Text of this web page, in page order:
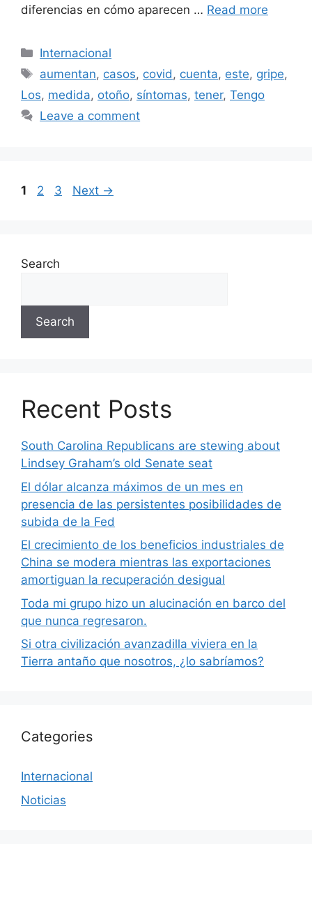
diferencias en cómo aparecen … Read more
Categories
Internacional
Tags
aumentan, casos, covid, cuenta, este, gripe,
Los, medida, otoño, síntomas, tener, Tengo
Leave a comment
Page
1 Page
2 Page
3 Next →
Search
Search
Recent Posts
South Carolina Republicans are stewing about
Lindsey Graham’s old Senate seat
El dólar alcanza máximos de un mes en
presencia de las persistentes posibilidades de
subida de la Fed
El crecimiento de los beneficios industriales de
China se modera mientras las exportaciones
amortiguan la recuperación desigual
Toda mi grupo hizo un alucinación en barco del
que nunca regresaron.
Si otra civilización avanzadilla viviera en la
Tierra antaño que nosotros, ¿lo sabríamos?
Categories
Internacional
Noticias